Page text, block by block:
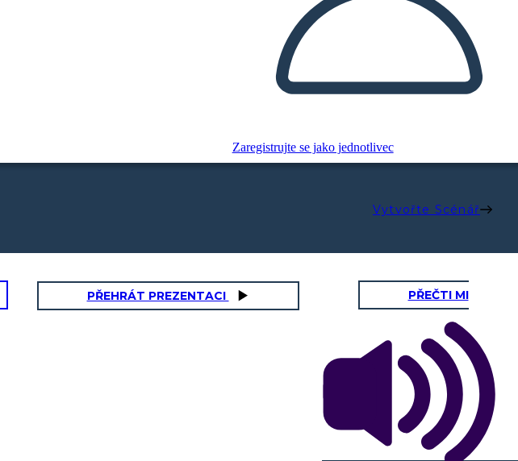
Zaregistrujte se jako jednotlivec
Vytvořte Scénář
PŘEHRÁT PREZENTACI PŘEČTI MI